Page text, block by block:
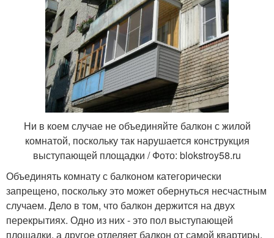
Ни в коем случае не объединяйте балкон с жилой
комнатой, поскольку так нарушается конструкция
выступающей площадки / Фото: blokstroy58.ru
Объединять комнату с балконом категорически
запрещено, поскольку это может обернуться несчастным
случаем. Дело в том, что балкон держится на двух
перекрытиях. Одно из них - это пол выступающей
площадки, а другое отделяет балкон от самой квартиры.